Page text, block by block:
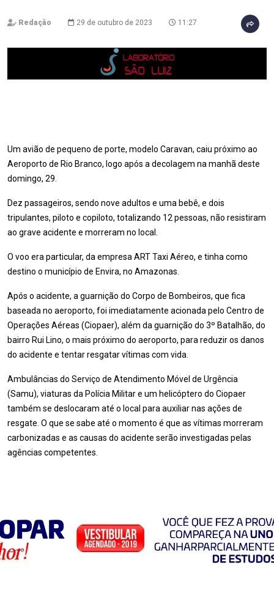
Redação 29 de outubro de 2023 11:27
Um avião de pequeno de porte, modelo Caravan, caiu próximo ao
Aeroporto de Rio Branco, logo após a decolagem na manhã deste
domingo, 29.
Dez passageiros, sendo nove adultos e uma bebê, e dois
tripulantes, piloto e copiloto, totalizando 12 pessoas, não resistiram
ao grave acidente e morreram no local.
O voo era particular, da empresa ART Taxi Aéreo, e tinha como
destino o município de Envira, no Amazonas.
Após o acidente, a guarnição do Corpo de Bombeiros, que fica
baseada no aeroporto, foi imediatamente acionada pelo Centro de
Operações Aéreas (Ciopaer), além da guarnição do 3º Batalhão, do
bairro Rui Lino, o mais próximo do aeroporto, para reduzir os danos
do acidente e tentar resgatar vítimas com vida.
Ambulâncias do Serviço de Atendimento Móvel de Urgência
(Samu), viaturas da Polícia Militar e um helicóptero do Ciopaer
também se deslocaram até o local para auxiliar nas ações de
resgate. O que se sabe até o momento é que as vítimas morreram
carbonizadas e as causas do acidente serão investigadas pelas
agências competentes.